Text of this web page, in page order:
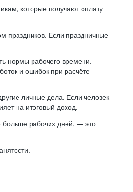
которые получают оплату
праздников. Если праздничные
нормы рабочего времени.
и ошибок при расчёте
личные дела. Если человек
на итоговый доход.
больше рабочих дней, — это